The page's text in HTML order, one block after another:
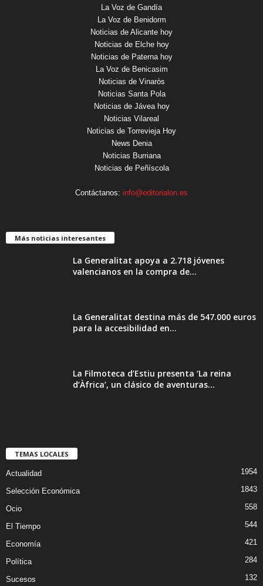
La Voz de Gandía
La Voz de Benidorm
Noticias de Alicante hoy
Noticias de Elche hoy
Noticias de Paterna hoy
La Voz de Benicasim
Noticias de Vinaròs
Noticias Santa Pola
Noticias de Jávea hoy
Noticias Vilareal
Noticias de Torrevieja Hoy
News Denia
Noticias Burriana
Noticias de Peñíscola
Contáctanos: info@editorialon.es
Más noticias interesantes
La Generalitat apoya a 2.718 jóvenes
valencianos en la compra de...
La Generalitat destina más de 547.000 euros
para la accesibilidad en...
La Filmoteca d’Estiu presenta ‘La reina
d’Àfrica’, un clásico de aventuras...
TEMAS LOCALES
Actualidad 1954
Selección Económica 1843
Ocio 558
El Tiempo 544
Economía 421
Política 284
Sucesos 132